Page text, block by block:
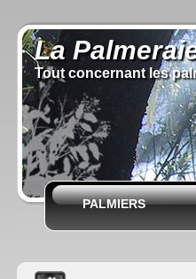
La
Tout concernant les
PALMIERS